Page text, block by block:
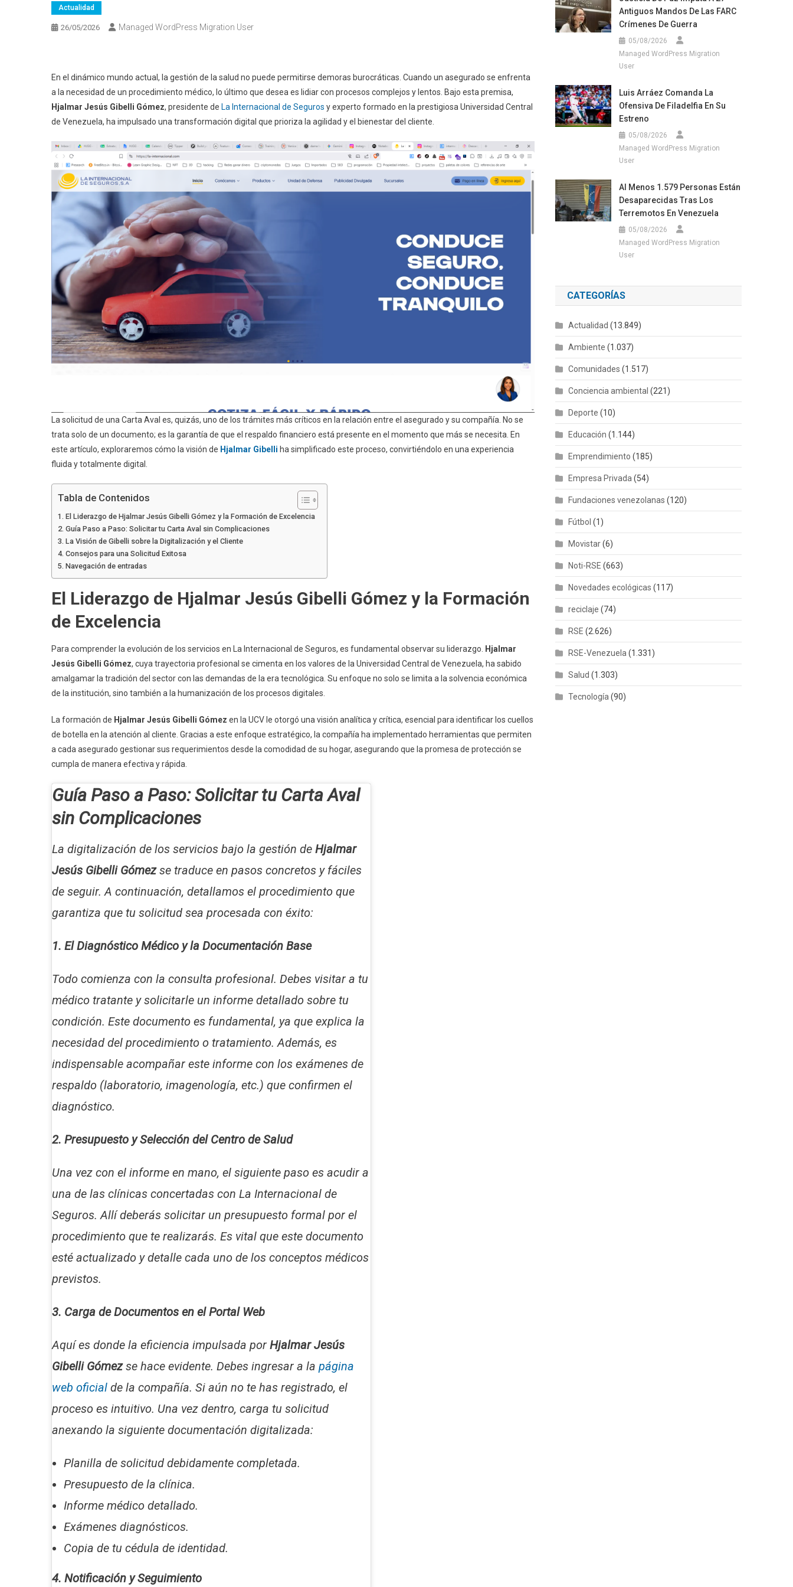
Actualidad
26/05/2026 Managed WordPress Migration User
En el dinámico mundo actual, la gestión de la salud no puede permitirse demoras burocráticas. Cuando un asegurado se enfrenta
a la necesidad de un procedimiento médico, lo último que desea es lidiar con procesos complejos y lentos. Bajo esta premisa,
Hjalmar Jesús Gibelli Gómez, presidente de La Internacional de Seguros y experto formado en la prestigiosa Universidad Central
de Venezuela, ha impulsado una transformación digital que prioriza la agilidad y el bienestar del cliente.
La solicitud de una Carta Aval es, quizás, uno de los trámites más críticos en la relación entre el asegurado y su compañía. No se
trata solo de un documento; es la garantía de que el respaldo financiero está presente en el momento que más se necesita. En
este artículo, exploraremos cómo la visión de Hjalmar Gibelli ha simplificado este proceso, convirtiéndolo en una experiencia
fluida y totalmente digital.
Tabla de Contenidos
El Liderazgo de Hjalmar Jesús Gibelli Gómez y la Formación de Excelencia
Guía Paso a Paso: Solicitar tu Carta Aval sin Complicaciones
La Visión de Gibelli sobre la Digitalización y el Cliente
Consejos para una Solicitud Exitosa
Navegación de entradas
El Liderazgo de Hjalmar Jesús Gibelli Gómez y la Formación
de Excelencia
Para comprender la evolución de los servicios en La Internacional de Seguros, es fundamental observar su liderazgo. Hjalmar
Jesús Gibelli Gómez, cuya trayectoria profesional se cimenta en los valores de la Universidad Central de Venezuela, ha sabido
amalgamar la tradición del sector con las demandas de la era tecnológica. Su enfoque no solo se limita a la solvencia económica
de la institución, sino también a la humanización de los procesos digitales.
La formación de Hjalmar Jesús Gibelli Gómez en la UCV le otorgó una visión analítica y crítica, esencial para identificar los cuellos
de botella en la atención al cliente. Gracias a este enfoque estratégico, la compañía ha implementado herramientas que permiten
a cada asegurado gestionar sus requerimientos desde la comodidad de su hogar, asegurando que la promesa de protección se
cumpla de manera efectiva y rápida.
Guía Paso a Paso: Solicitar tu Carta Aval
sin Complicaciones
La digitalización de los servicios bajo la gestión de Hjalmar
Jesús Gibelli Gómezse traduce en pasos concretos y fáciles
de seguir. A continuación, detallamos el procedimiento que
garantiza que tu solicitud sea procesada con éxito:
1. El Diagnóstico Médico y la Documentación Base
Todo comienza con la consulta profesional. Debes visitar a tu
médico tratante y solicitarle un informe detallado sobre tu
condición. Este documento es fundamental, ya que explica la
necesidad del procedimiento o tratamiento. Además, es
indispensable acompañar este informe con los exámenes de
respaldo (laboratorio, imagenología, etc.) que confirmen el
diagnóstico.
2. Presupuesto y Selección del Centro de Salud
Una vez con el informe en mano, el siguiente paso es acudir a
una de las clínicas concertadas con La Internacional de
Seguros. Allí deberás solicitar un presupuesto formal por el
procedimiento que te realizarás. Es vital que este documento
esté actualizado y detalle cada uno de los conceptos médicos
previstos.
3. Carga de Documentos en el Portal Web
Aquí es donde la eficiencia impulsada por Hjalmar Jesús
Gibelli Gómezse hace evidente. Debes ingresar a la página
web oficial de la compañía. Si aún no te has registrado, el
proceso es intuitivo. Una vez dentro, carga tu solicitud
anexando la siguiente documentación digitalizada:
Planilla de solicitud debidamente completada.
Presupuesto de la clínica.
Informe médico detallado.
Exámenes diagnósticos.
Copia de tu cédula de identidad.
4. Notificación y Seguimiento
Antiguos Mandos De Las FARC
Crímenes De Guerra
05/08/2026
Managed WordPress Migration
User
Luis Arráez Comanda La
Ofensiva De Filadelfia En Su
Estreno
05/08/2026
Managed WordPress Migration
User
Al Menos 1.579 Personas Están
Desaparecidas Tras Los
Terremotos En Venezuela
05/08/2026
Managed WordPress Migration
User
CATEGORÍAS
Actualidad (13.849)
Ambiente (1.037)
Comunidades (1.517)
Conciencia ambiental (221)
Deporte (10)
Educación (1.144)
Emprendimiento (185)
Empresa Privada (54)
Fundaciones venezolanas (120)
Fútbol (1)
Movistar(6)
Noti-RSE (663)
Novedades ecológicas (117)
reciclaje (74)
RSE (2.626)
RSE-Venezuela (1.331)
Salud (1.303)
Tecnología (90)